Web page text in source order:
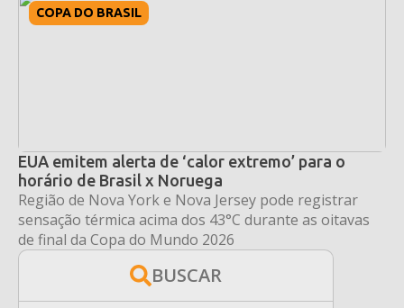
COPA DO BRASIL
EUA emitem alerta de ‘calor extremo’ para o
horário de Brasil x Noruega
Região de Nova York e Nova Jersey pode registrar
sensação térmica acima dos 43°C durante as oitavas
de final da Copa do Mundo 2026
BUSCAR